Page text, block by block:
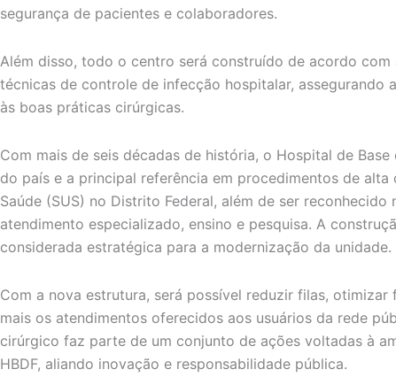
segurança de pacientes e colaboradores.
Além disso, todo o centro será construído de acordo com
técnicas de controle de infecção hospitalar, assegurando
às boas práticas cirúrgicas.
Com mais de seis décadas de história, o Hospital de
do país e a principal referência em procedimentos de
Saúde (SUS) no Distrito Federal, além de ser
atendimento especializado, ensino e pesquisa. A
considerada estratégica para a modernização da unidade.
Com a nova estrutura, será possível reduzir filas,
mais os atendimentos oferecidos aos usuários da rede
cirúrgico faz parte de um conjunto de ações voltadas à
HBDF, aliando inovação e responsabilidade pública.